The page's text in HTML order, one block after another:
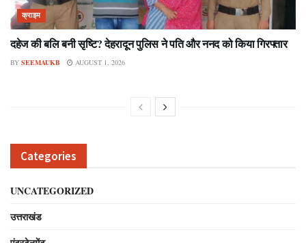
क्राइम
दहेज की बलि बनी सृष्टि? देहरादून पुलिस ने पति और ननद को किया गिरफ्तार
BY SEEMAUKB AUGUST 1, 2026
Categories
UNCATEGORIZED
उत्तराखंड